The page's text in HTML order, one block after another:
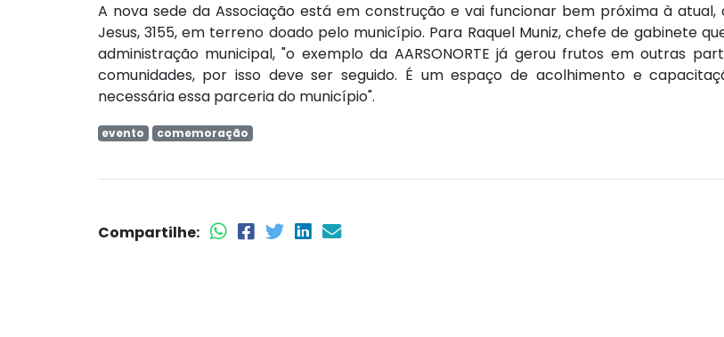
A nova sede da Associação está em construção e vai funcionar bem próxima à atual,
Jesus, 3155, em terreno doado pelo município. Para Raquel Muniz, chefe de gabinete
administração municipal, "o exemplo da AARSONORTE já gerou frutos em outras
comunidades, por isso deve ser seguido. É um espaço de acolhimento e
necessária essa parceria do município".
evento comemoração
Compartilhe: